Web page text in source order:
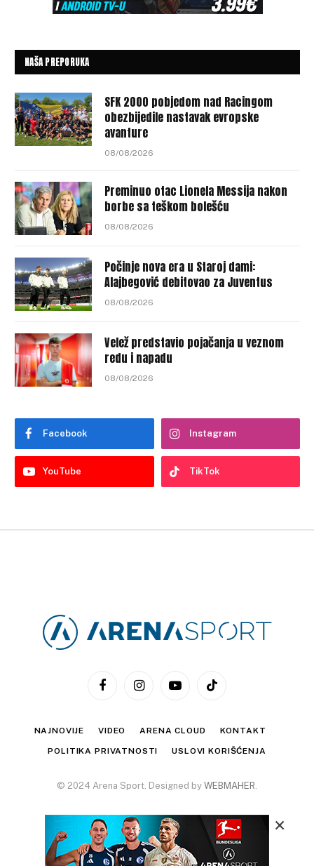
NAŠA PREPORUKA
SFK 2000 pobjedom nad Racingom
obezbijedile nastavak evropske
avanture
08/08/2026
Preminuo otac Lionela Messija nakon
borbe sa teškom bolešću
08/08/2026
Počinje nova era u Staroj dami:
Alajbegović debitovao za Juventus
08/08/2026
Velež predstavio pojačanja u veznom
redu i napadu
08/08/2026
Facebook Instagram
YouTube TikTok
FacebookInstagramYouTubeTikTok
NAJNOVIJE VIDEO ARENA CLOUD KONTAKT
POLITIKA PRIVATNOSTI USLOVI KORIŠĆENJA
© 2024 Arena Sport. Designed by WEBMAHER.
×